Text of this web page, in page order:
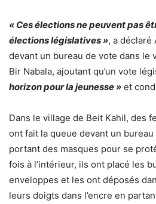
« Ces élections ne peuvent pas
élections législatives », a déclaré
devant un bureau de vote dans le
Bir Nabala, ajoutant qu’un vote
horizon pour la jeunesse » et
Dans le village de Beit Kahil, des
ont fait la queue devant un
portant des masques pour se
fois à l’intérieur, ils ont placé les
enveloppes et les ont déposés
leurs doigts dans l’encre en